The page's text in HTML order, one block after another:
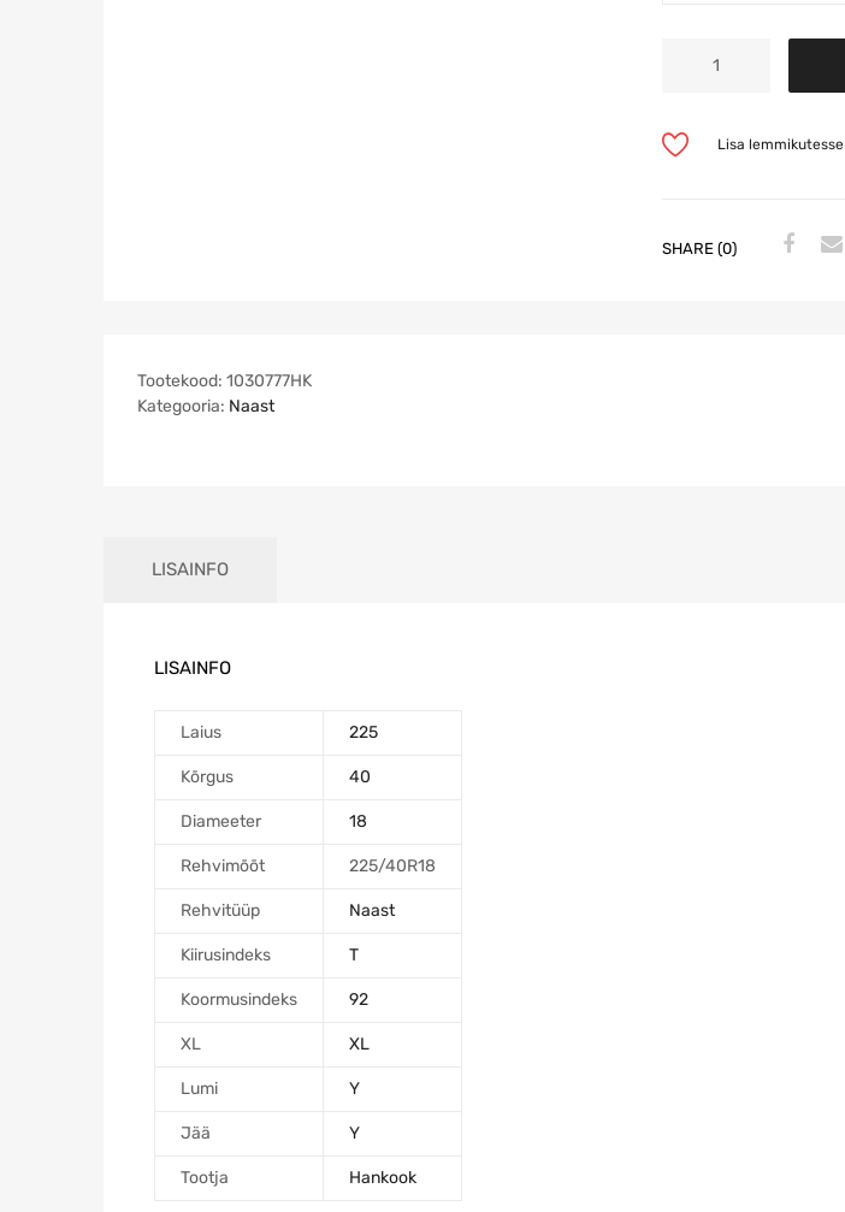
Lisa lemmikutesse
SHARE (0)
Tootekood: 1030777HK
Kategooria: Naast
LISAINFO
LISAINFO
Laius 225
Kõrgus 40
Diameeter 18
Rehvimõõt 225/40R18
Rehvitüüp Naast
Kiirusindeks T
Koormusindeks 92
XL XL
Lumi Y
Jää Y
Tootja Hankook